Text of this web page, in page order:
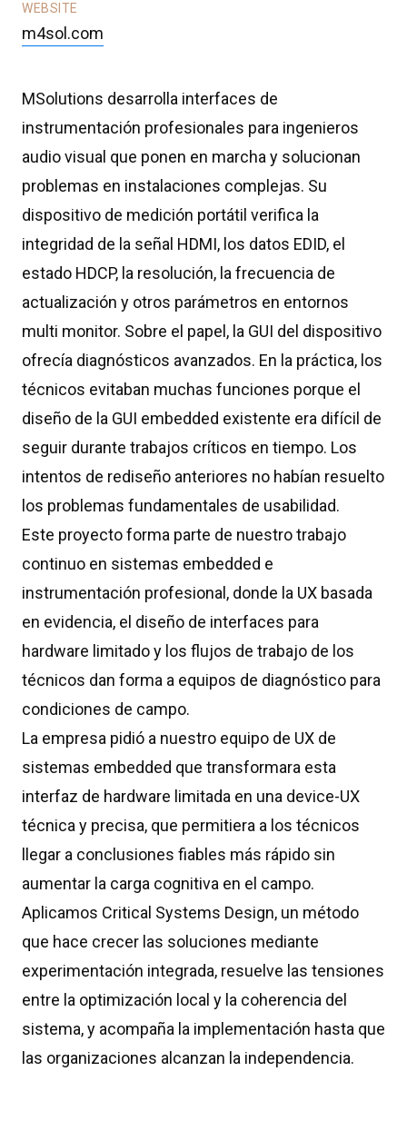
WEBSITE
m4sol.com
MSolutions desarrolla interfaces de
instrumentación profesionales para ingenieros
audio visual que ponen en marcha y solucionan
problemas en instalaciones complejas. Su
dispositivo de medición portátil verifica la
integridad de la señal HDMI, los datos EDID, el
estado HDCP, la resolución, la frecuencia de
actualización y otros parámetros en entornos
multi monitor. Sobre el papel, la GUI del dispositivo
ofrecía diagnósticos avanzados. En la práctica, los
técnicos evitaban muchas funciones porque el
diseño de la GUI embedded existente era difícil de
seguir durante trabajos críticos en tiempo. Los
intentos de rediseño anteriores no habían resuelto
los problemas fundamentales de usabilidad.
Este proyecto forma parte de nuestro trabajo
continuo en sistemas embedded e
instrumentación profesional, donde la UX basada
en evidencia, el diseño de interfaces para
hardware limitado y los flujos de trabajo de los
técnicos dan forma a equipos de diagnóstico para
condiciones de campo.
La empresa pidió a nuestro equipo de UX de
sistemas embedded que transformara esta
interfaz de hardware limitada en una device-UX
técnica y precisa, que permitiera a los técnicos
llegar a conclusiones fiables más rápido sin
aumentar la carga cognitiva en el campo.
Aplicamos Critical Systems Design, un método
que hace crecer las soluciones mediante
experimentación integrada, resuelve las tensiones
entre la optimización local y la coherencia del
sistema, y acompaña la implementación hasta que
las organizaciones alcanzan la independencia.